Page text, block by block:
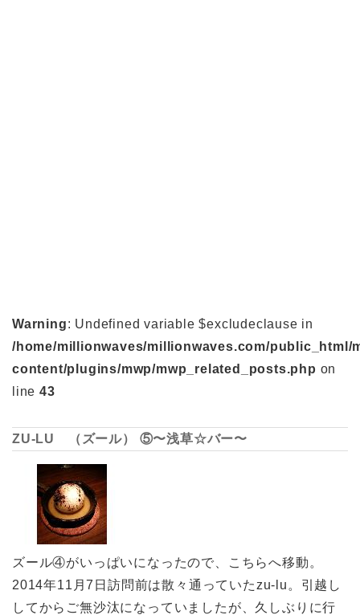
Warning: Undefined variable $excludeclause in
/home/millionwaves/millionwaves.com/public_html/
content/plugins/mwp/mwp_related_posts.php on
line 43
ZU-LU （ズール） ⑤〜浅草☆バー〜
ズール④がいっぱいになったので、こちらへ移動。
2014年11月7日訪問前は散々通っていたzu-lu。引越し
してからご無沙汰になっていましたが、久しぶりに行